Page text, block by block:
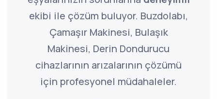
ekibi ile çözüm buluyor. Buzdolabı,
Çamaşır Makinesi, Bulaşık
Makinesi, Derin Dondurucu
cihazlarının arızalarının çözümü
için profesyonel müdahaleler.